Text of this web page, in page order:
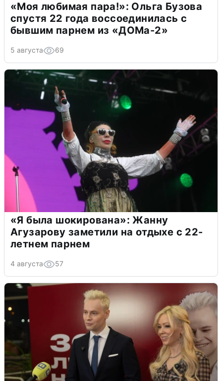
«Моя любимая пара!»: Ольга Бузова
спустя 22 года воссоединилась с
бывшим парнем из «ДОМа-2»
5 августа 69
«Я была шокирована»: Жанну
Агузарову заметили на отдыхе с 22-
летнем парнем
4 августа 57